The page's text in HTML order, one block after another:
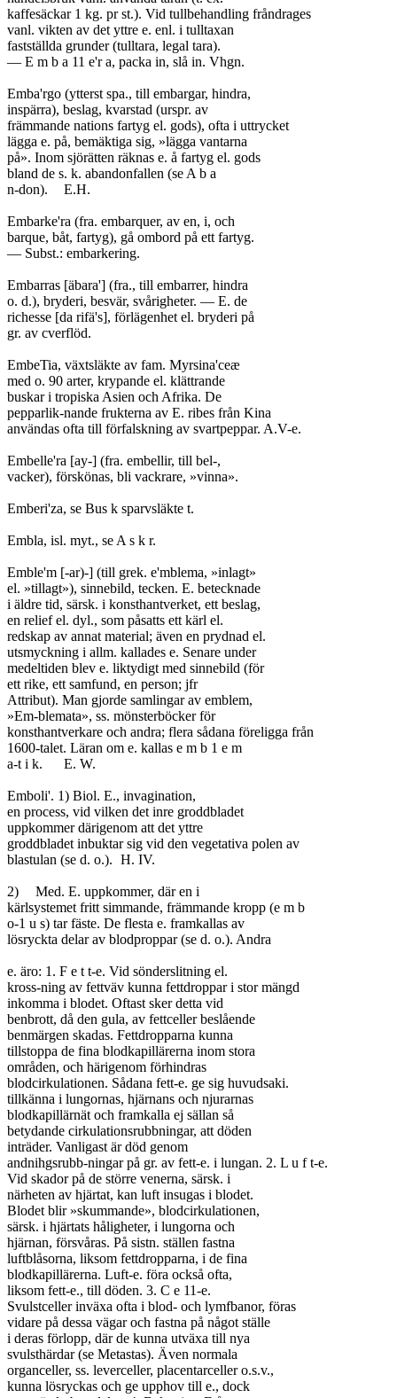
kaffesäckar 1 kg. pr st.). Vid tullbehandling fråndrages
vanl. vikten av det yttre e. enl. i tulltaxan
fastställda grunder (tulltara, legal tara).
— E m b a 11 e'r a, packa in, slå in. Vhgn.
Emba'rgo (ytterst spa., till embargar, hindra,
inspärra), beslag, kvarstad (urspr. av
främmande nations fartyg el. gods), ofta i uttrycket
lägga e. på, bemäktiga sig, »lägga vantarna
på». Inom sjörätten räknas e. å fartyg el. gods
bland de s. k. abandonfallen (se A b a
n-don).	E.H.
Embarke'ra (fra. embarquer, av en, i, och
barque, båt, fartyg), gå ombord på ett fartyg.
— Subst.: embarkering.
Embarras [äbara'] (fra., till embarrer, hindra
o. d.), bryderi, besvär, svårigheter. — E. de
richesse [da rifä's], förlägenhet el. bryderi på
gr. av cverflöd.
EmbeTia, växtsläkte av fam. Myrsina'ceæ
med o. 90 arter, krypande el. klättrande
buskar i tropiska Asien och Afrika. De
pepparlik-nande frukterna av E. ribes från Kina
användas ofta till förfalskning av svartpeppar. A.V-e.
Embelle'ra [ay-] (fra. embellir, till bel-,
vacker), förskönas, bli vackrare, »vinna».
Emberi'za, se Bus k sparvsläkte t.
Embla, isl. myt., se A s k r.
Emble'm [-ar)-] (till grek. e'mblema, »inlagt»
el. »tillagt»), sinnebild, tecken. E. betecknade
i äldre tid, särsk. i konsthantverket, ett beslag,
en relief el. dyl., som påsatts ett kärl el.
redskap av annat material; även en prydnad el.
utsmyckning i allm. kallades e. Senare under
medeltiden blev e. liktydigt med sinnebild (för
ett rike, ett samfund, en person; jfr
Attribut). Man gjorde samlingar av emblem,
»Em-blemata», ss. mönsterböcker för
konsthantverkare och andra; flera sådana föreligga från
1600-talet. Läran om e. kallas e m b 1 e m
a-t i k.	E. W.
Emboli'. 1) Biol. E., invagination,
en process, vid vilken det inre groddbladet
uppkommer därigenom att det yttre
groddbladet inbuktar sig vid den vegetativa polen av
blastulan (se d. o.).	H. IV.
2)	Med. E. uppkommer, där en i
kärlsystemet fritt simmande, främmande kropp (e m b
o-1 u s) tar fäste. De flesta e. framkallas av
lösryckta delar av blodproppar (se d. o.). Andra
e. äro: 1. F e t t-e. Vid sönderslitning el.
kross-ning av fettväv kunna fettdroppar i stor mängd
inkomma i blodet. Oftast sker detta vid
benbrott, då den gula, av fettceller beslående
benmärgen skadas. Fettdropparna kunna
tillstoppa de fina blodkapillärerna inom stora
områden, och härigenom förhindras
blodcirkulationen. Sådana fett-e. ge sig huvudsaki.
tillkänna i lungornas, hjärnans och njurarnas
blodkapillärnät och framkalla ej sällan så
betydande cirkulationsrubbningar, att döden
inträder. Vanligast är död genom
andnihgsrubb-ningar på gr. av fett-e. i lungan. 2. L u f t-e.
Vid skador på de större venerna, särsk. i
närheten av hjärtat, kan luft insugas i blodet.
Blodet blir »skummande», blodcirkulationen,
särsk. i hjärtats håligheter, i lungorna och
hjärnan, försvåras. På sistn. ställen fastna
luftblåsorna, liksom fettdropparna, i de fina
blodkapillärerna. Luft-e. föra också ofta,
liksom fett-e., till döden. 3. C e 11-e.
Svulstceller inväxa ofta i blod- och lymfbanor, föras
vidare på dessa vägar och fastna på något ställe
i deras förlopp, där de kunna utväxa till nya
svulsthärdar (se Metastas). Även normala
organceller, ss. leverceller, placentarceller o.s.v.,
kunna lösryckas och ge upphov till e., dock